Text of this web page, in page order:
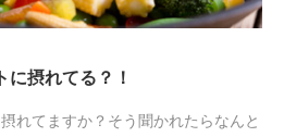
に摂れてる？！
れてますか？そう聞かれたらなんと